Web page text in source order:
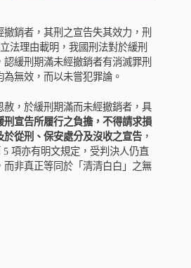
銷者，其刑之宣告失其效力，刑
法理由載明，我國刑法對於緩刑
認緩刑期滿未經撤銷者有消滅罪刑
無效，而以未嘗犯罪論。
，於緩刑期滿而未經撤銷者，具
刑宣告所履行之負擔，不得請求損
從刑、保安處分及沒收之宣告，
項亦有明文規定，受判決人仍直
非真正等同於「清清白白」之無